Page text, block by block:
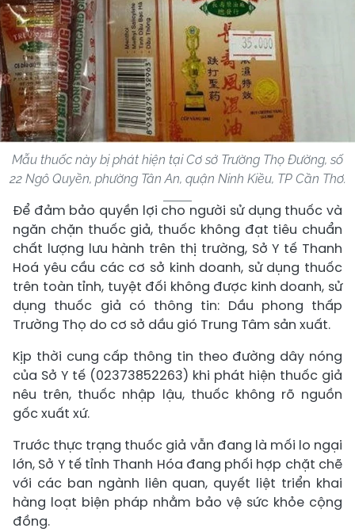
Mẫu thuốc này bị phát hiện tại Cơ sở Trường Thọ Đường, số
22 Ngô Quyền, phường Tân An, quận Ninh Kiều, TP Cần Thơ.
Để đảm bảo quyền lợi cho người sử dụng thuốc và
ngăn chặn thuốc giả, thuốc không đạt tiêu chuẩn
chất lượng lưu hành trên thị trường, Sở Y tế Thanh
Hoá yêu cầu các cơ sở kinh doanh, sử dụng thuốc
trên toàn tỉnh, tuyệt đối không được kinh doanh, sử
dụng thuốc giả có thông tin: Dầu phong thấp
Trường Thọ do cơ sở dầu gió Trung Tâm sản xuất.
Kịp thời cung cấp thông tin theo đường dây nóng
của Sở Y tế (02373852263) khi phát hiện thuốc giả
nêu trên, thuốc nhập lậu, thuốc không rõ nguồn
gốc xuất xứ.
Trước thực trạng thuốc giả vẫn đang là mối lo ngại
lớn, Sở Y tế tỉnh Thanh Hóa đang phối hợp chặt chẽ
với các ban ngành liên quan, quyết liệt triển khai
hàng loạt biện pháp nhằm bảo vệ sức khỏe cộng
đồng.